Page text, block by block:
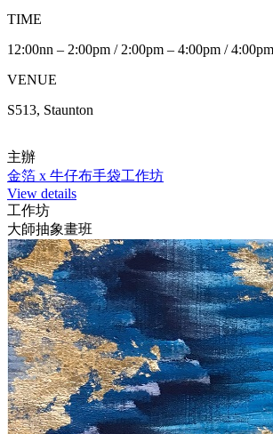
TIME
12:00nn – 2:00pm / 2:00pm – 4:00pm /
VENUE
S513, Staunton
主辦
金箔 x 牛仔布手袋工作坊
View details
工作坊
大師抽象畫班